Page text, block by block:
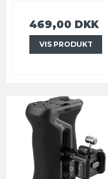
469,00 DKK
VIS PRODUKT